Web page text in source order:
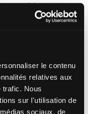
le contenu
relatives aux
trafic. Nous
sur l'utilisation de
sociaux, de
numérique en
tournées
l’accélération de la
spécifiques à